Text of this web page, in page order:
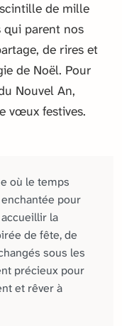
de mille
qui parent nos
de rires et
de Noël. Pour
Nouvel An,
vœux festives.
où le temps
pour
la
de fête, de
sous les
précieux pour
et rêver à